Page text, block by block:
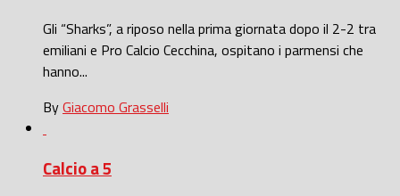
Gli “Sharks”, a riposo nella prima giornata dopo il 2-2 tra
emiliani e Pro Calcio Cecchina, ospitano i parmensi che
hanno...
ByGiacomo Grasselli
Calcio a 5